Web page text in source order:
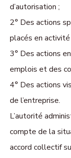
d’autorisation ;
2° Des actions
placés en
3° Des actions
emplois et des
4° Des actions
de l’entreprise.
L’autorité
compte de la
accord collectif